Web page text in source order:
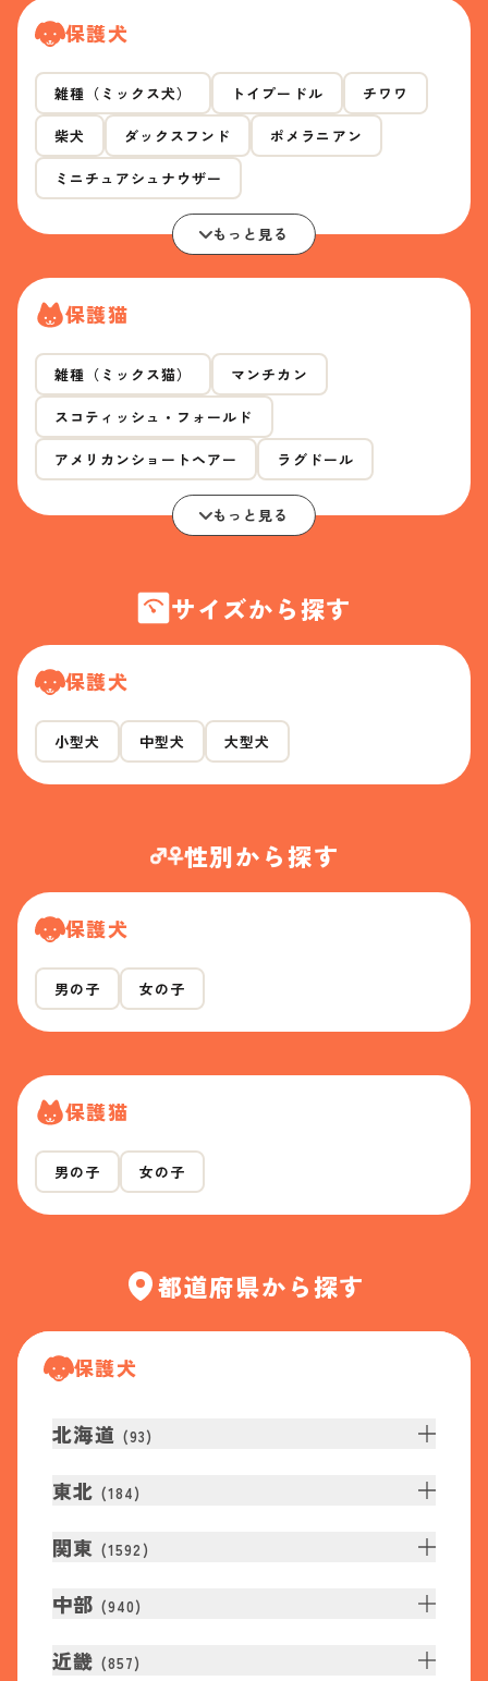
保護犬
雑種（ミックス犬） トイプードル チワワ
柴犬 ダックスフンド ポメラニアン
ミニチュアシュナウザー
もっと見る
保護猫
雑種（ミックス猫） マンチカン
スコティッシュ・フォールド
アメリカンショートヘアー ラグドール
もっと見る
サイズから探す
保護犬
小型犬 中型犬 大型犬
性別から探す
保護犬
男の子 女の子
保護猫
男の子 女の子
都道府県から探す
保護犬
北海道 (93)
東北 (184)
関東 (1592 )
中部 (940)
近畿 (857)